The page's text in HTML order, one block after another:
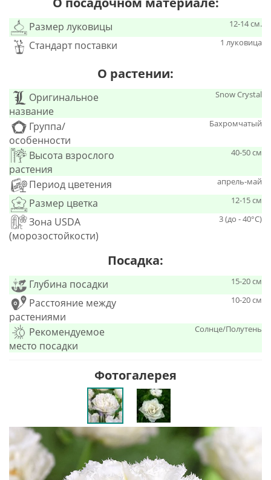
Размер луковицы 12-14 см.
Стандарт поставки 1 луковица
О растении:
Оригинальное
название
Snow Crystal
Группа/
особенности
Бахромчатый
Высота взрослого
растения
40-50 см
Период цветения апрель-май
Размер цветка 12-15 см
Зона USDA
(морозостойкости)
3 (до - 40°С)
Посадка:
Глубина посадки 15-20 см
Расстояние между
растениями
10-20 см
Рекомендуемое
место посадки
Солнце/Полутень
Фотогалерея